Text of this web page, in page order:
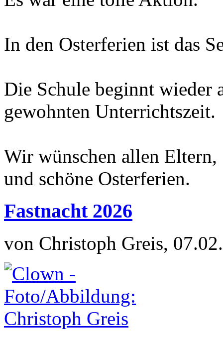
In den Osterferien ist das
Die Schule beginnt wieder
gewohnten Unterrichtszeit.
Wir wünschen allen
und schöne Osterferien.
Fastnacht 2026
von Christoph Greis,